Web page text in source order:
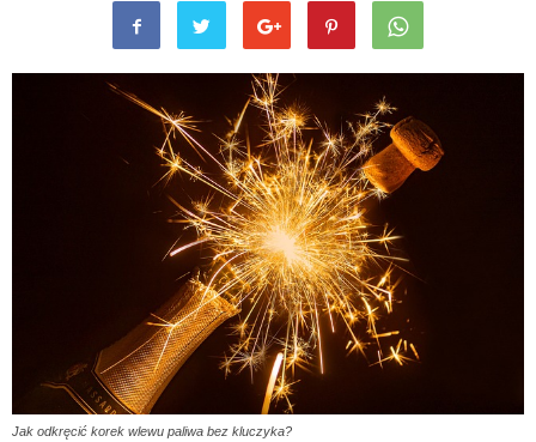
Jak odkręcić korek wlewu paliwa bez kluczyka?